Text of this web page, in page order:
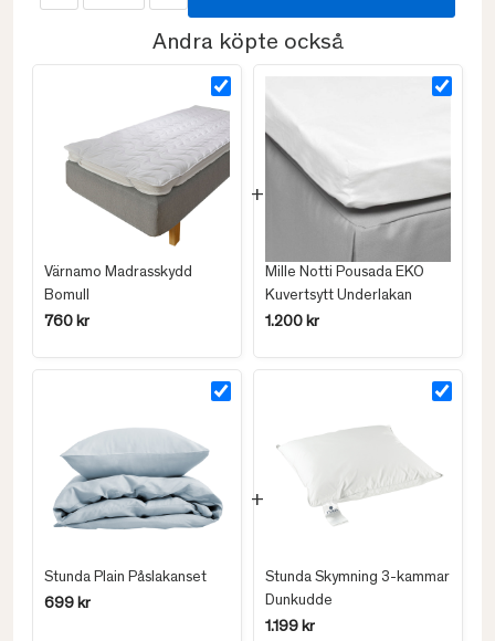
Andra köpte också
Värnamo Madrasskydd
Bomull
760 kr
Mille Notti Pousada EKO
Kuvertsytt Underlakan
1.200 kr
Stunda Plain Påslakanset
699 kr
Stunda Skymning 3-kammar
Dunkudde
1.199 kr